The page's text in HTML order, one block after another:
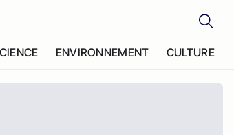
ENVIRONNEMENT CULTURE